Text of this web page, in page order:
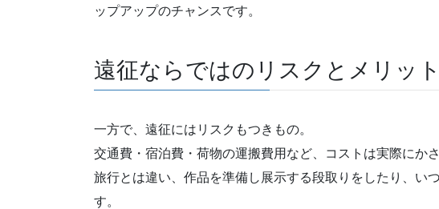
ップアップのチャンスです。
遠征ならではのリスクとメリット
一方で、遠征にはリスクもつきもの。
交通費・宿泊費・荷物の運搬費用など、コストは実際にかさ
旅行とは違い、作品を準備し展示する段取りをしたり、い
す。